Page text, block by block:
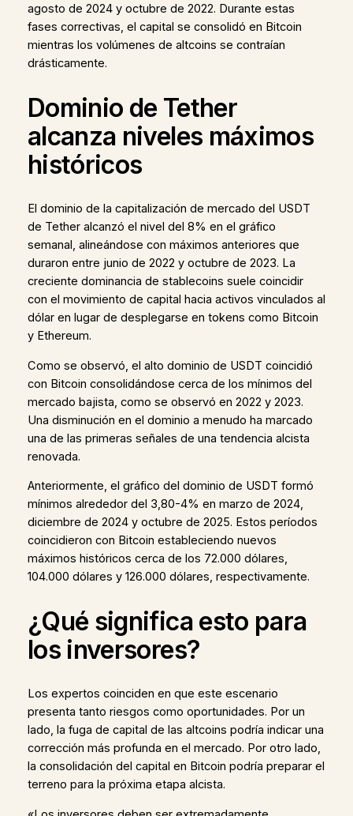
agosto de 2024 y octubre de 2022. Durante estas
fases correctivas, el capital se consolidó en Bitcoin
mientras los volúmenes de altcoins se contraían
drásticamente.
Dominio de Tether
alcanza niveles máximos
históricos
El dominio de la capitalización de mercado del USDT
de Tether alcanzó el nivel del 8% en el gráfico
semanal, alineándose con máximos anteriores que
duraron entre junio de 2022 y octubre de 2023. La
creciente dominancia de stablecoins suele coincidir
con el movimiento de capital hacia activos vinculados al
dólar en lugar de desplegarse en tokens como Bitcoin
y Ethereum.
Como se observó, el alto dominio de USDT coincidió
con Bitcoin consolidándose cerca de los mínimos del
mercado bajista, como se observó en 2022 y 2023.
Una disminución en el dominio a menudo ha marcado
una de las primeras señales de una tendencia alcista
renovada.
Anteriormente, el gráfico del dominio de USDT formó
mínimos alrededor del 3,80-4% en marzo de 2024,
diciembre de 2024 y octubre de 2025. Estos períodos
coincidieron con Bitcoin estableciendo nuevos
máximos históricos cerca de los 72.000 dólares,
104.000 dólares y 126.000 dólares, respectivamente.
¿Qué significa esto para
los inversores?
Los expertos coinciden en que este escenario
presenta tanto riesgos como oportunidades. Por un
lado, la fuga de capital de las altcoins podría indicar una
corrección más profunda en el mercado. Por otro lado,
la consolidación del capital en Bitcoin podría preparar el
terreno para la próxima etapa alcista.